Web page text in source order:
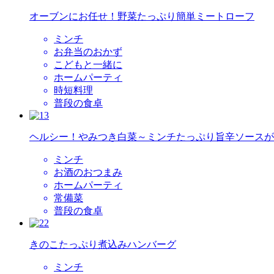
オーブンにお任せ！野菜たっぷり簡単ミートローフ
ミンチ
お弁当のおかず
こどもと一緒に
ホームパーティ
時短料理
普段の食卓
ヘルシー！やみつき白菜～ミンチたっぷり旨辛ソース
ミンチ
お酒のおつまみ
ホームパーティ
常備菜
普段の食卓
きのこたっぷり煮込みハンバーグ
ミンチ